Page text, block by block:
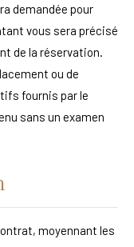
demandée pour
vous sera précisé
de la réservation.
ou de
fournis par le
sans un examen
moyennant les